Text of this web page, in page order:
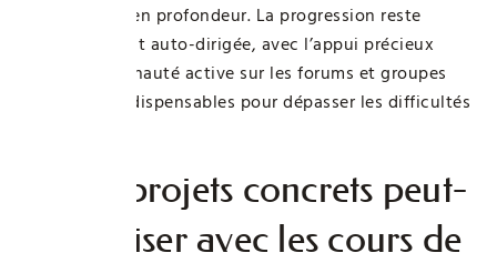
individualisé en profondeur. La progression reste
principalement auto-dirigée, avec l’appui précieux
d’une communauté active sur les forums et groupes
d’entraide, indispensables pour dépasser les difficultés
Quels projets concrets peut-
on réaliser avec les cours de